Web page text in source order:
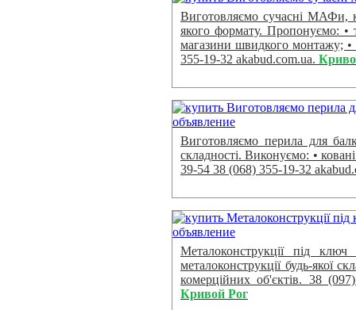
Виготовляємо сучасні МАФи,
якого формату. Пропонуємо: •
магазини швидкого монтажу;
355-19-32 akabud.com.ua.
Виготовляємо перила для
складності. Виконуємо: •
39-54 38 (068) 355-19-32
Металоконструкції під
металоконструкції будь-якої
комерційних об'єктів. 38
Кривой Рог